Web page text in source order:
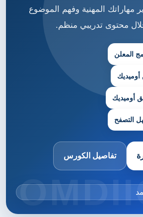
المهنية وفهم الموضوع
محتوى تدريبي منظم.
المعلن
أوميديك
أوميديك
التصفح
تفاصيل الكورس